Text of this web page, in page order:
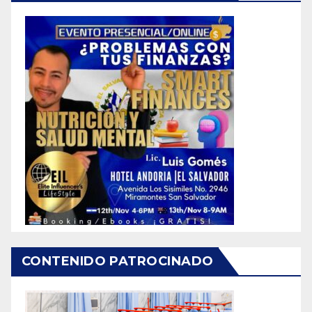
CONTENIDO PATROCINADO